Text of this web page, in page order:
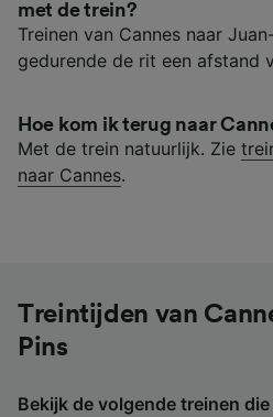
met de trein?
Treinen van Cannes naar
gedurende de rit een afstand
Hoe kom ik terug naar
Met de trein natuurlijk. Zie
naar Cannes.
Treintijden van
Pins
Bekijk de volgende treinen